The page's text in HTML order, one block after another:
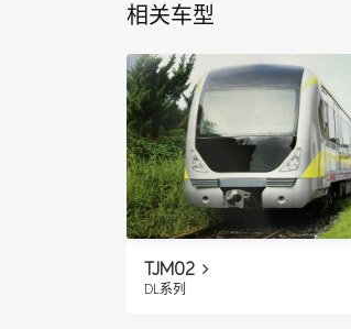
相关车型
TJM02
DL系列